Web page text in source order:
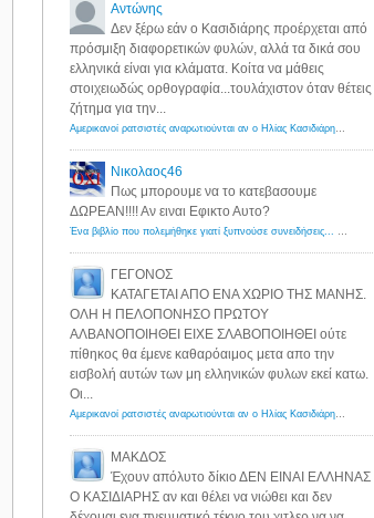
Αντώνης
Δεν ξέρω εάν ο Κασιδιάρης προέρχεται από
πρόσμιξη διαφορετικών φυλών, αλλά τα δικά σου
ελληνικά είναι για κλάματα. Κοίτα να μάθεις
στοιχειωδώς ορθογραφία...τουλάχιστον όταν θέτεις
ζήτημα για την...
Αμερικανοί ρατσιστές αναρωτιούνται αν ο Ηλίας Κασιδιάρης ανήκει στη λευκή φυλή... - Λόγιος Ερμής
Νικολαος46
Πως μπορουμε να το κατεβασουμε
ΔΩΡΕΑΝ!!!! Αν ειναι Εφικτο Αυτο?
Ένα βιβλίο που πολεμήθηκε γιατί ξυπνούσε συνειδήσεις... - Λόγιος Ερμής | Η γνώση ξεκινάει με την αναζήτηση...
ΓΕΓΟΝΟΣ
ΚΑΤΑΓΕΤΑΙ ΑΠΟ ΕΝΑ ΧΩΡΙΟ ΤΗΣ ΜΑΝΗΣ.
ΟΛΗ Η ΠΕΛΟΠΟΝΗΣΟ ΠΡΩΤΟΥ
ΑΛΒΑΝΟΠΟΙΗΘΕΙ ΕΙΧΕ ΣΛΑΒΟΠΟΙΗΘΕΙ ούτε
πίθηκος θα έμενε καθαρόαιμος μετα απο την
εισβολή αυτών των μη ελληνικών φυλων εκεί κατω.
Οι...
Αμερικανοί ρατσιστές αναρωτιούνται αν ο Ηλίας Κασιδιάρης ανήκει στη λευκή φυλή... - Λόγιος Ερμής
ΜΑΚΔΟΣ
Έχουν απόλυτο δίκιο ΔΕΝ ΕΙΝΑΙ ΕΛΛΗΝΑΣ
Ο ΚΑΣΙΔΙΑΡΗΣ αν και θέλει να νιώθει και δεν